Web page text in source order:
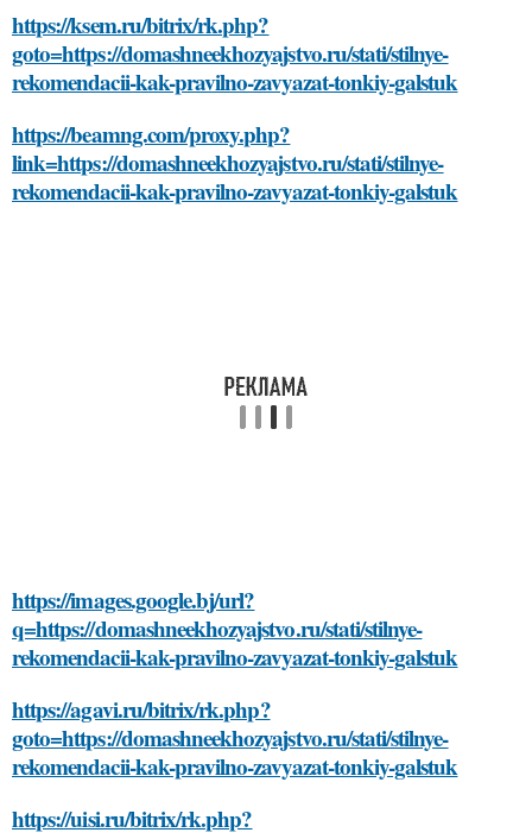
https://ksem.ru/bitrix/rk.php?
goto=https://domashneekhozyajstvo.ru/stati/stilnye-
rekomendacii-kak-pravilno-zavyazat-tonkiy-galstuk
https://beamng.com/proxy.php?
link=https://domashneekhozyajstvo.ru/stati/stilnye-
rekomendacii-kak-pravilno-zavyazat-tonkiy-galstuk
https://images.google.bj/url?
q=https://domashneekhozyajstvo.ru/stati/stilnye-
rekomendacii-kak-pravilno-zavyazat-tonkiy-galstuk
https://agavi.ru/bitrix/rk.php?
goto=https://domashneekhozyajstvo.ru/stati/stilnye-
rekomendacii-kak-pravilno-zavyazat-tonkiy-galstuk
https://uisi.ru/bitrix/rk.php?